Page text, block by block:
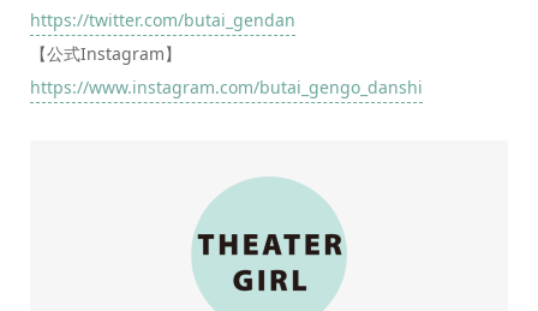
https://twitter.com/butai_gendan
【公式Instagram】
https://www.instagram.com/butai_gengo_danshi